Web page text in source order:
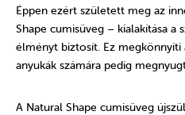
Éppen ezért született meg az
Shape cumisüveg – kialakítása
élményt biztosít. Ez megkönnyíti
anyukák számára pedig
A Natural Shape cumisüveg